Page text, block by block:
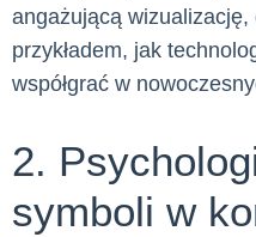
angażującą wizualizację,
przykładem, jak
współgrać w
2.
symboli w